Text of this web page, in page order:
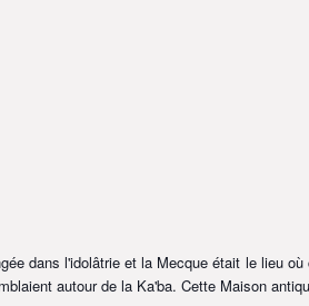
dans l'idolâtrie et la Mecque était le lieu
autour de la Ka'ba. Cette Maison